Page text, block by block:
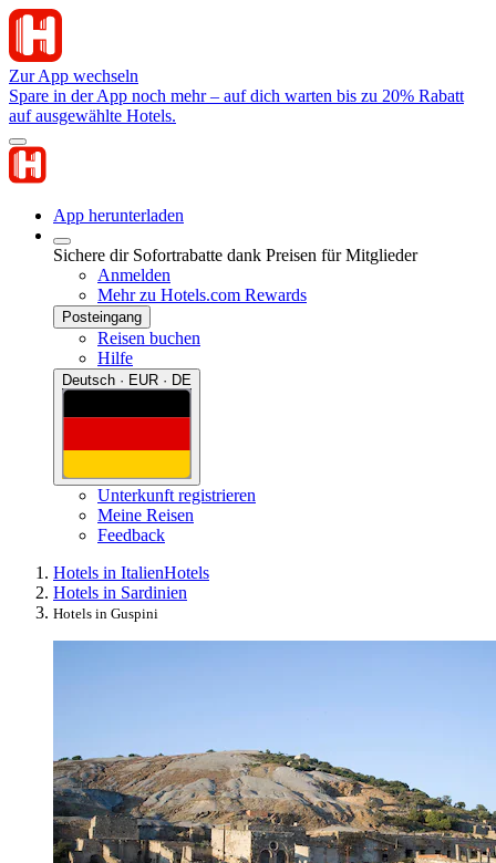
Zur App wechseln
Spare in der App noch mehr – auf dich warten bis zu 20% Rabatt
auf ausgewählte Hotels.
App herunterladen
Sichere dir Sofortrabatte dank Preisen für Mitglieder
Anmelden
Mehr zu Hotels.com Rewards
Posteingang
Reisen buchen
Hilfe
Deutsch · EUR · DE
Unterkunft registrieren
Meine Reisen
Feedback
Hotels in ItalienHotels
Hotels in Sardinien
Hotels in Guspini